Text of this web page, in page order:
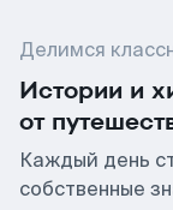
Делимся
Истории и
от
Каждый день
собственные